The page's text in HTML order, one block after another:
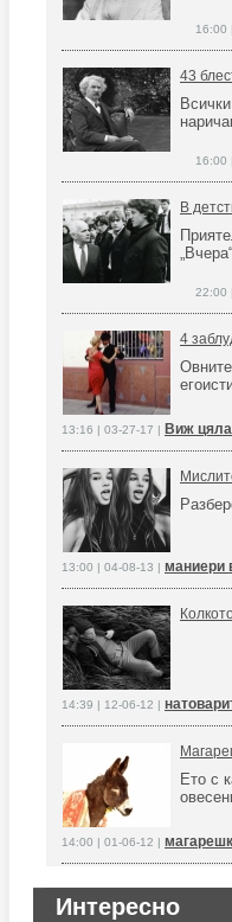
16:00
43
16:00
В
„Вчера“
22:00
4
13:16 | 03-27-17 | Виж
13:00 | 04-08-13 | маниери
14:39 | 12-06-12 |
Ето с
14:00 | 01-06-12 |
Интересно